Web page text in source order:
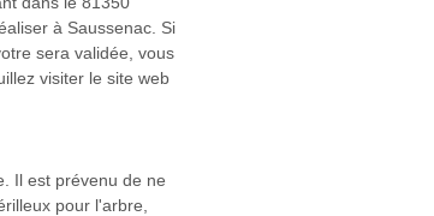
à Saussenac. Si
sera validée, vous
visiter le site web
Il est prévenu de ne
pour l'arbre,